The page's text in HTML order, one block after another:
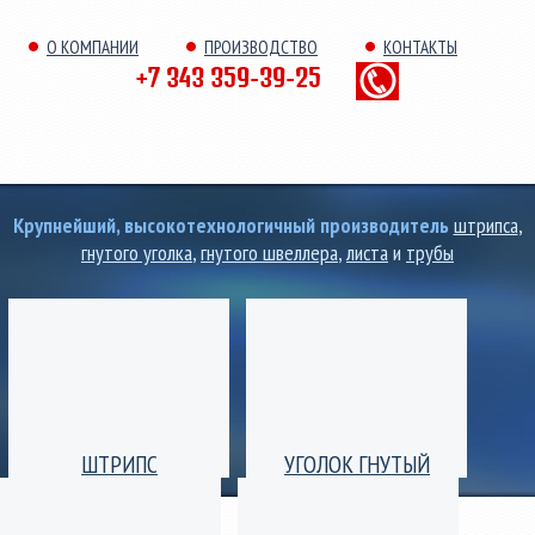
О КОМПАНИИ ПРОИЗВОДСТВО КОНТАКТЫ
+7 343 359-39-25
Крупнейший, высокотехнологичный производительштрипса,
гнутого уголка,гнутого швеллера,листаи трубы
ШТРИПС УГОЛОК ГНУТЫЙ